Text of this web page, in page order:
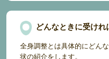
どんなときに受けれ
全身調整とは具体的にどん
状の紹介をします。